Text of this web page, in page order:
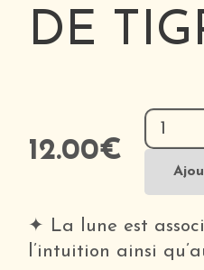
DE
12.00€
de
Lune
en
Œil
de
✦ La lune est
l’intuition ainsi